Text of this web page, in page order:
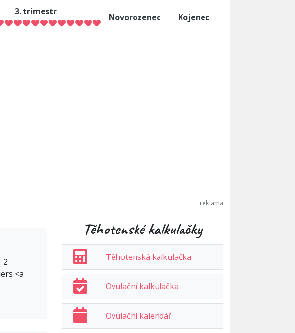
3. trimestr
Novorozenec Kojenec
2
<a
Těhotenské kalkulačky
Těhotenská kalkulačka
Ovulační kalkulačka
Ovulační kalendář